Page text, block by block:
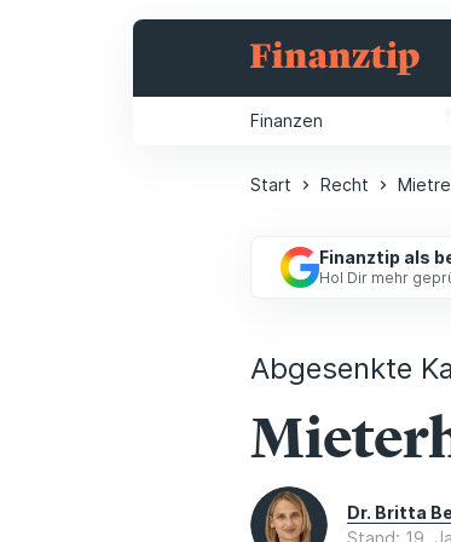
Finanzen
Start Recht
Finanztip als
Hol Dir mehr
Abgesenkte
Dr. Britta
Stand: 19.